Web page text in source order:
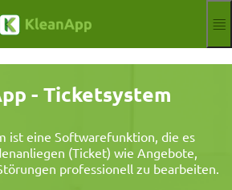
Hilfe
Partner
Jobs
Impressum
- Ticketsystem
ist eine Softwarefunktion, die es
(Ticket) wie Angebote,
professionell zu bearbeiten.